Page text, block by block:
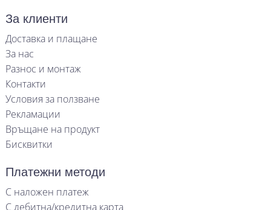
За клиенти
Доставка и плащане
За нас
Разнос и монтаж
Контакти
Условия за ползване
Рекламации
Връщане на продукт
Бисквитки
Платежни методи
С наложен платеж
С дебитна/кредитна карта